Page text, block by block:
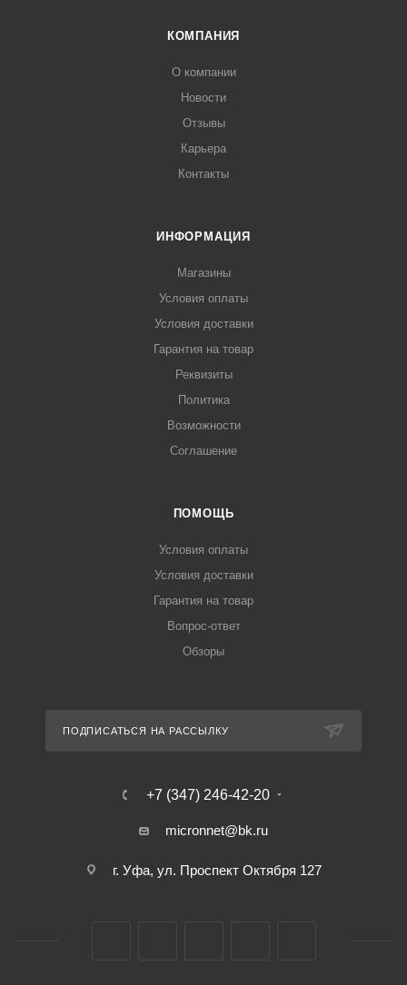
КОМПАНИЯ
О компании
Новости
Отзывы
Карьера
Контакты
ИНФОРМАЦИЯ
Магазины
Условия оплаты
Условия доставки
Гарантия на товар
Реквизиты
Политика
Возможности
Соглашение
ПОМОЩЬ
Условия оплаты
Условия доставки
Гарантия на товар
Вопрос-ответ
Обзоры
ПОДПИСАТЬСЯ НА РАССЫЛКУ
+7 (347) 246-42-20
micronnet@bk.ru
г. Уфа, ул. Проспект Октября 127